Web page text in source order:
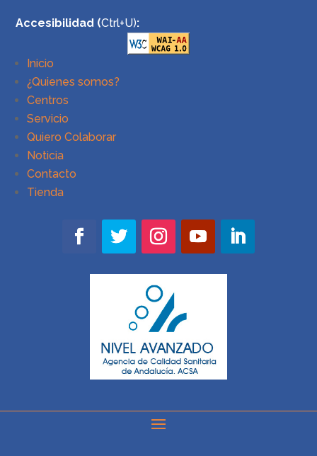
Accesibilidad (Ctrl+U):
Inicio
¿Quienes somos?
Centros
Servicio
Quiero Colaborar
Noticia
Contacto
Tienda